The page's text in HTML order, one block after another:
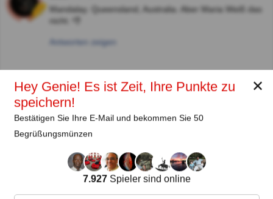
Mandalay. Queensland, Australia. Aber Maria Weiß das
nicht. 👎
Antworten zeigen
Autor:
Maria Weiß
Teilenauf Facebook
✕
Hey Genie! Es ist Zeit, Ihre Punkte zu
speichern!
Bestätigen Sie Ihre E-Mail und bekommen Sie 50
Begrüßungsmünzen
7.927Spieler sind online